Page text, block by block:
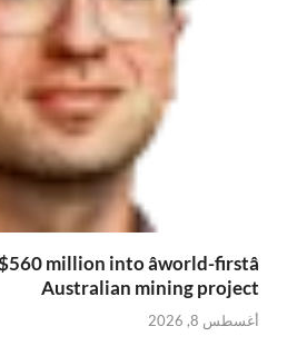
million into âworld-firstâ
Australian mining project
أغسطس 8, 2026